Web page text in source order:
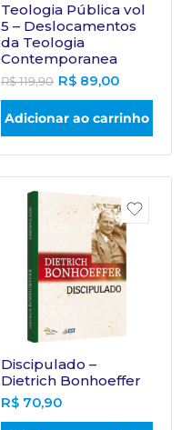
Teologia Pública vol
5 – Deslocamentos
da Teologia
Contemporanea
R$119,90 R$ 89,00
Adicionar ao carrinho
Discipulado –
Dietrich Bonhoeffer
R$ 70,90